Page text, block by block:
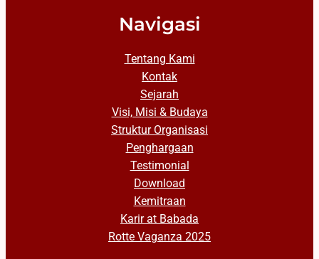
Navigasi
Tentang Kami
Kontak
Sejarah
Visi, Misi & Budaya
Struktur Organisasi
Penghargaan
Testimonial
Download
Kemitraan
Karir at Babada
Rotte Vaganza 2025